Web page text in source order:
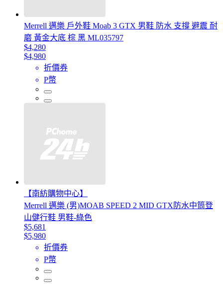
Merrell 邁樂 戶外鞋 Moab 3 GTX 男鞋 防水 支撐 避震 耐
磨 黃金大底 棕 黑 ML035797
$4,280
$4,980
折價券
P幣
【南紡購物中心】
Merrell 邁樂 (男)MOAB SPEED 2 MID GTX防水中筒登
山健行鞋 男鞋-綠色
$5,681
$5,980
折價券
P幣